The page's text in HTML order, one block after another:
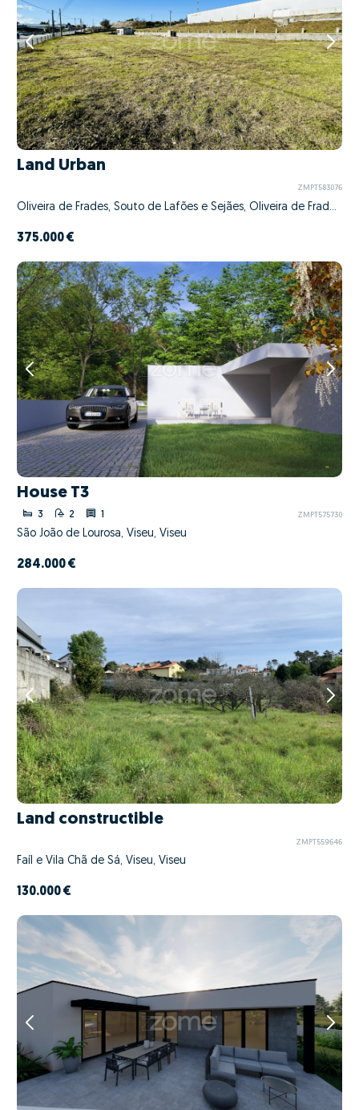
Land Urban
ZMPT583076
Oliveira de Frades, Souto de Lafões e Sejães, Oliveira de Frades, Viseu
375.000 €
House T3
3 2 1 ZMPT575730
São João de Lourosa, Viseu, Viseu
284.000 €
Land constructible
ZMPT559646
Faíl e Vila Chã de Sá, Viseu, Viseu
130.000 €